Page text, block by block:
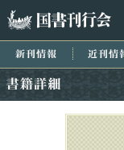
新刊情報